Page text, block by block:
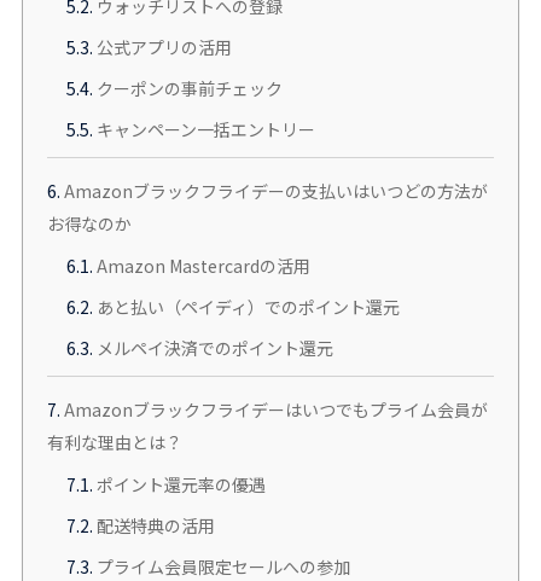
5.2. ウォッチリストへの登録
5.3. 公式アプリの活用
5.4. クーポンの事前チェック
5.5. キャンペーン一括エントリー
6. Amazonブラックフライデーの支払いはいつどの方法が
お得なのか
6.1. Amazon Mastercardの活用
6.2. あと払い（ペイディ）でのポイント還元
6.3. メルペイ決済でのポイント還元
7. Amazonブラックフライデーはいつでもプライム会員が
有利な理由とは？
7.1. ポイント還元率の優遇
7.2. 配送特典の活用
7.3. プライム会員限定セールへの参加